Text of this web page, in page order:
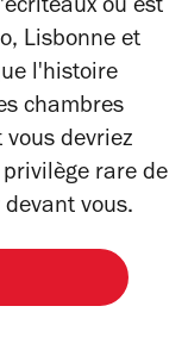
où est
Lisbonne et
l'histoire
chambres
vous devriez
rare de
vous.